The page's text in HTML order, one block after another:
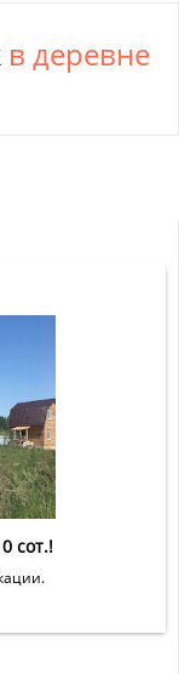
в деревне
сот.!